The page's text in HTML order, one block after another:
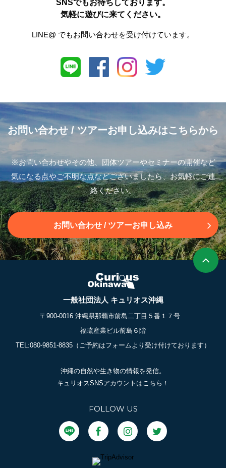
気軽に遊びに来てください。
LINE@ でもお問い合わせを受け付けています。
お問い合わせ / ツアーお申し込みはこちらから
※お問い合わせやその他、団体ツアーやセミナーの開催など
気になる点やご不明な点などございましたら、お気軽にご連
絡ください。
お問い合わせ / ツアーお申し込み
一般社団法人 キュリオス沖縄
〒900-0016 沖縄県那覇市前島二丁目５番１７号
福琉産業ビル前島６階
TEL:080-9851-8835 （ご予約はフォームより受け付けております）
沖縄の自然や生き物の情報を発信。
キュリオスSNSアカウントはこちら！
FOLLOW US